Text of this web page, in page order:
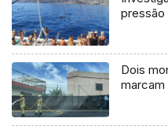
pressão
Dois
marcam